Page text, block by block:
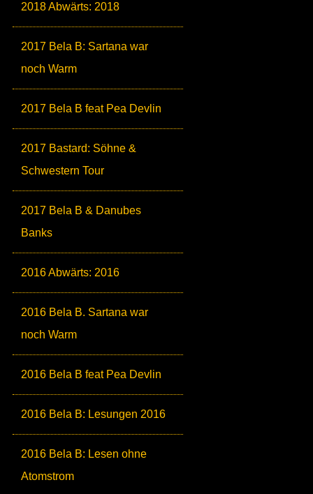
2018 Abwärts: 2018
2017 Bela B: Sartana war
noch Warm
2017 Bela B feat Pea Devlin
2017 Bastard: Söhne &
Schwestern Tour
2017 Bela B & Danubes
Banks
2016 Abwärts: 2016
2016 Bela B. Sartana war
noch Warm
2016 Bela B feat Pea Devlin
2016 Bela B: Lesungen 2016
2016 Bela B: Lesen ohne
Atomstrom